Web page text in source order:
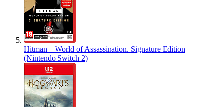
Hitman – World of Assassination. Signature Edition
(Nintendo Switch 2)